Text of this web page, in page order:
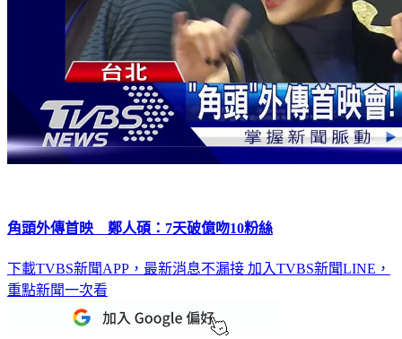
角頭外傳首映 鄭人碩：7天破億吻10粉絲
下載TVBS新聞APP，最新消息不漏接 加入TVBS新聞LINE，
重點新聞一次看